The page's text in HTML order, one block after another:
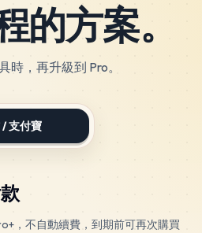
的方案。
，再升級到 Pro。
/ 支付寶
，不自動續費，到期前可再次購買